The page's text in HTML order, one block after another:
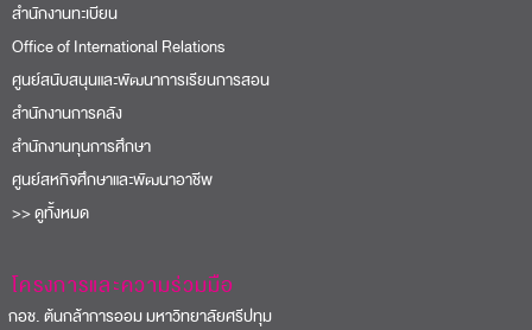
สำนักงานทะเบียน
Office of International Relations
ศูนย์สนับสนุนและพัฒนาการเรียนการสอน
สำนักงานการคลัง
สำนักงานทุนการศึกษา
ศูนย์สหกิจศึกษาและพัฒนาอาชีพ
>> ดูทั้งหมด
โครงการและความร่วมมือ
ช. ต้นกล้าการออม มหาวิทยาลัยศรีปทุม